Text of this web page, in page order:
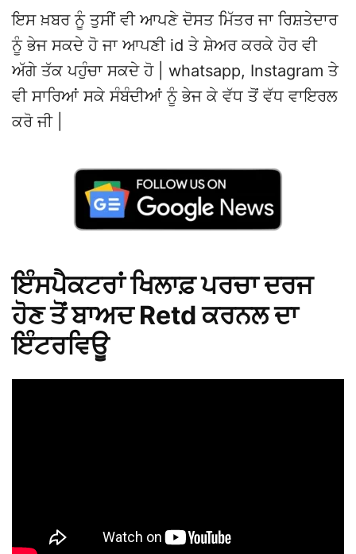
ਇਸ ਖ਼ਬਰ ਨੂੰ ਤੁਸੀਂ ਵੀ ਆਪਣੇ ਦੋਸਤ ਮਿੱਤਰ ਜਾ ਰਿਸ਼ਤੇਦਾਰ
ਨੂੰ ਭੇਜ ਸਕਦੇ ਹੋ ਜਾ ਆਪਣੀ id ਤੇ ਸ਼ੇਅਰ ਕਰਕੇ ਹੋਰ ਵੀ
ਅੱਗੇ ਤੱਕ ਪਹੁੰਚਾ ਸਕਦੇ ਹੋ | whatsapp, Instagram ਤੇ
ਵੀ ਸਾਰਿਆਂ ਸਕੇ ਸੰਬੰਦੀਆਂ ਨੂੰ ਭੇਜ ਕੇ ਵੱਧ ਤੋਂ ਵੱਧ ਵਾਇਰਲ
ਕਰੋ ਜੀ |
ਇੰਸਪੈਕਟਰਾਂ ਖਿਲਾਫ਼ ਪਰਚਾ ਦਰਜ
ਹੋਣ ਤੋਂ ਬਾਅਦ Retd ਕਰਨਲ ਦਾ
ਇੰਟਰਵਿਊ